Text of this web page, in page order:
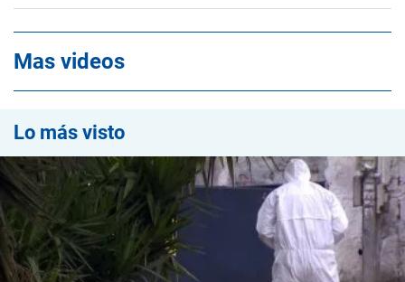
Mas videos
Lo más visto